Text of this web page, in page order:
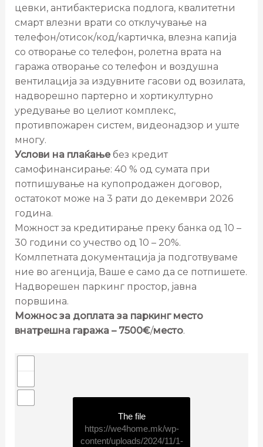
цевки, антибактериска подлога, квалитетни
смарт влезни врати со отклучување на
телефон/отисок/код/картичка, влезна капија
со отворање со телефон, ролетна врата на
гаража отворање со телефон и воздушна
вентилација за издувните гасови од возилата,
надворешно партерно и хортикултурно
уредување во целиот комплекс,
противпожарен систем, видеонадзор и уште
многу.
Услови на плаќањебез кредит
самофинансирање: 40 % од сумата при
потпишување на купопродажен договор,
остатокот може на 3 рати до декември 2026
година.
Можност за кредитирање преку банка од 10 –
30 години со учество од 10 – 20%.
Комлпетната документација ја подготвуваме
ние во агенција, Ваше е само да се потпишете.
Надворешен паркинг простор, јавна
порвшина.
Можнос за доплата за паркинг место
внатрешна гаража – 7500€/место.
The file
https://we4home.mk/wp-
content/uploads/2024/11/1-